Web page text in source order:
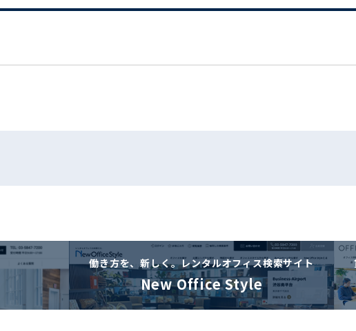
働き方を、新しく。レンタルオフィス検索サイト
New Office Style